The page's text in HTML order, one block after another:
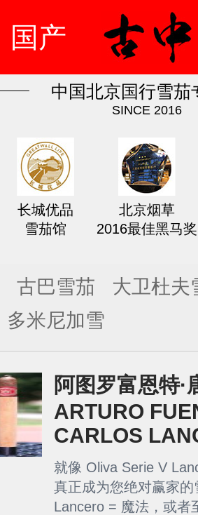
国产
中国北京国行雪茄
SINCE 2016
长城优品
雪茄馆
北京烟草
2016最佳黑马奖
古巴雪茄
大卫杜夫
多米尼加雪
茄
阿图罗富恩特·
ARTURO
CARLOS
就像 Oliva Serie V
真正成为您绝对赢家
Lancero = 魔法，或者